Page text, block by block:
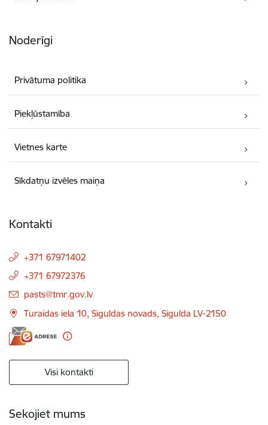
Noderīgi
Privātuma politika
Piekļūstamība
Vietnes karte
Sīkdatņu izvēles maiņa
Kontakti
+371 67971402
+371 67972376
E-pasts:
pasts@tmr.gov.lv
Turaidas iela 10, Siguldas novads, Sigulda LV-2150
Visi kontakti
Sekojiet mums